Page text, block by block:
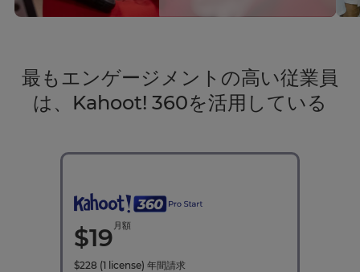
最もエンゲージメントの高い従業員
は、Kahoot! 360を活用している
$19 月額
$228 (1 license) 年間請求